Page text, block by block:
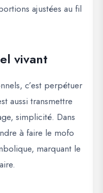
ajustées au fil
vivant
c’est perpétuer
aussi transmettre
simplicité. Dans
à faire le mofo
marquant le